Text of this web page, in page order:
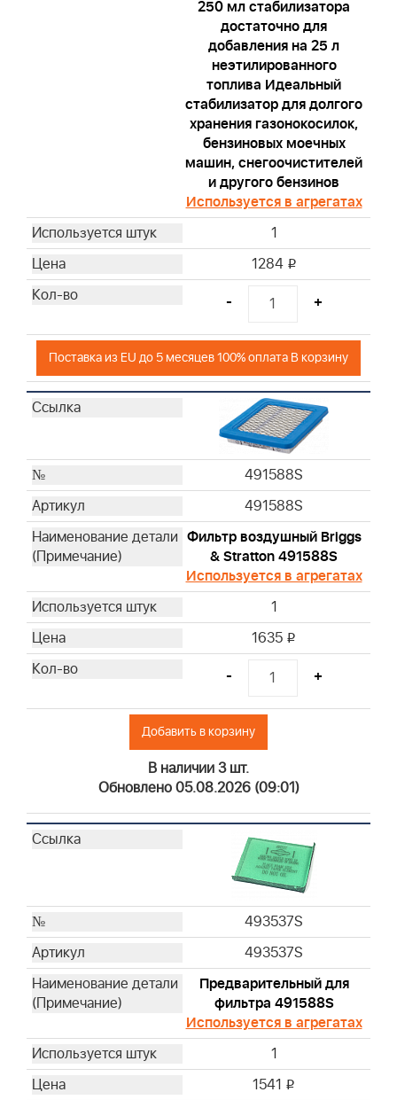
250 мл стабилизатора
достаточно для
добавления на 25 л
неэтилированного
топлива Идеальный
стабилизатор для долгого
хранения газонокосилок,
бензиновых моечных
машин, снегоочистителей
и другого бензинов
Используется в агрегатах
1
1284 i
- +
Поставка из EU до 5 месяцев 100% оплата В корзину
491588S
491588S
Фильтр воздушный Briggs
& Stratton 491588S
Используется в агрегатах
1
1635 i
- +
Добавить в корзину
В наличии 3 шт.
Обновлено 05.08.2026 (09:01)
493537S
493537S
Предварительный для
фильтра 491588S
Используется в агрегатах
1
1541 i